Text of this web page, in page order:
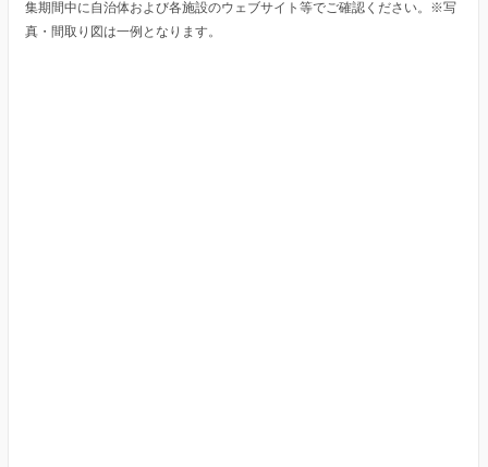
集期間中に自治体および各施設のウェブサイト等でご確認ください。※写
真・間取り図は一例となります。